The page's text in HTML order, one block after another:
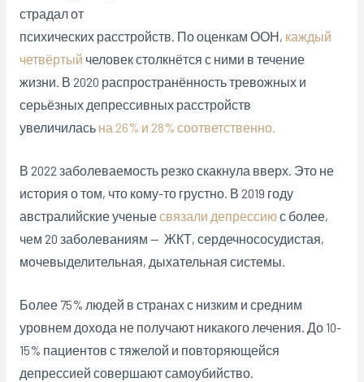
страдал от
психических расстройств. По оценкам ООН, каждый
четвёртый человек столкнётся с ними в течение
жизни. В 2020 распространённость тревожных и
серьёзных депрессивных расстройств
увеличилась на 26% и 28% соответственно.
В 2022 заболеваемость резко скакнула вверх. Это не
история о том, что кому-то грустно. В 2019 году
австралийские ученыесвязали депрессиюс более,
чем 20 заболеваниям — ЖКТ, сердечнососудистая,
мочевыделительная, дыхательная системы.
Более 75% людей в странах с низким и средним
уровнем дохода не получают никакого лечения. До 10-
15% пациентов с тяжелой и повторяющейся
депрессией совершают самоубийство.